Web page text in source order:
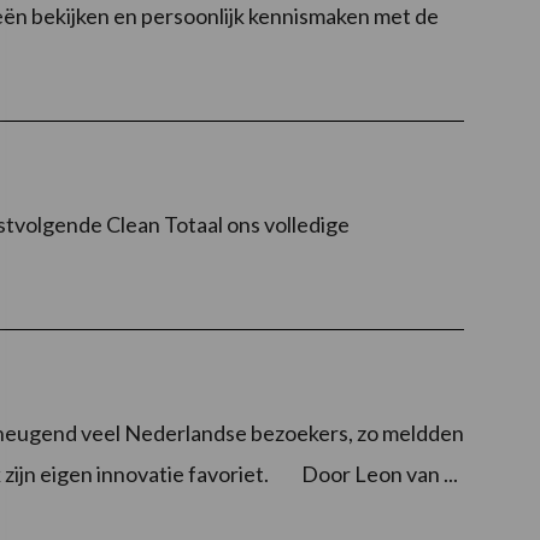
bekijken en persoonlijk kennismaken met de
Clean Totaal ons volledige
veel Nederlandse bezoekers, zo meldden
zijn eigen innovatie favoriet. Door Leon van ...